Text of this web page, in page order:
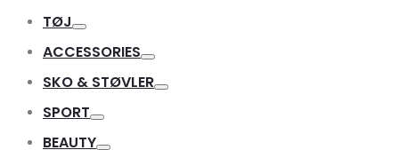
TØJ
ACCESSORIES
SKO & STØVLER
SPORT
BEAUTY